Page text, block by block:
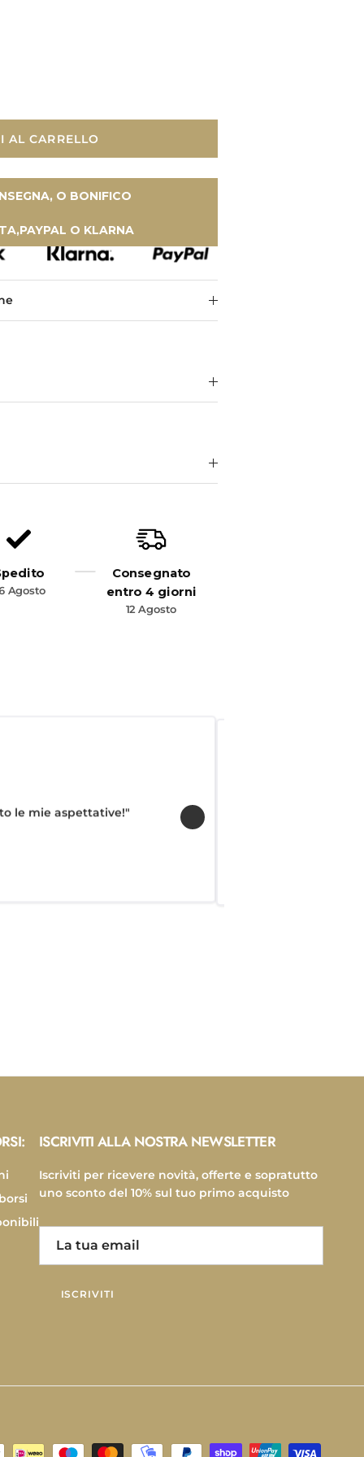
AL CARRELLO
O BONIFICO
O KLARNA
Agosto
Consegnato
entro 4 giorni
12 Agosto
le mie aspettative!"
ISCRIVITI ALLA NOSTRA NEWSLETTER
Iscriviti per ricevere novità, offerte e sopratutto
uno sconto del 10% sul tuo primo acquisto
ISCRIVITI